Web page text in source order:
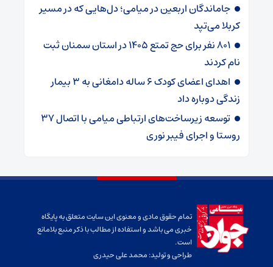
جاماندگان اربعین در میامی؛ دل‌هایی که در مسیر
کربلا می‌تپد
۸۰۱ نفر برای حج تمتع ۱۴۰۵ در استان سمنان ثبت
نام کردند
اهدای اعضای کودک ۶ ساله دامغانی به ۳ بیمار
زندگی دوباره داد
توسعه زیرساخت‌های ارتباطی میامی با اتصال ۳۷
روستا و اجرای فیبر نوری
تمام حقوق مادی و معنوی این سایت متعلق به پایگاه
خبری می باشد و استفاده از مطالب با ذکر منبع بلامانع
است.
طراحی و تولید:محمد علی حیدری